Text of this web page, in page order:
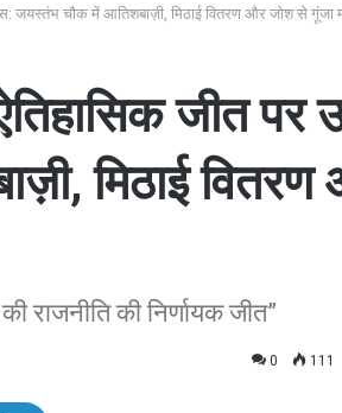
जयस्तंभ चौक में आतिशबाज़ी, मिठाई वितरण और जोश से गूंजा
जीत पर
मिठाई वितरण
राजनीति की निर्णायक जीत”
0 111